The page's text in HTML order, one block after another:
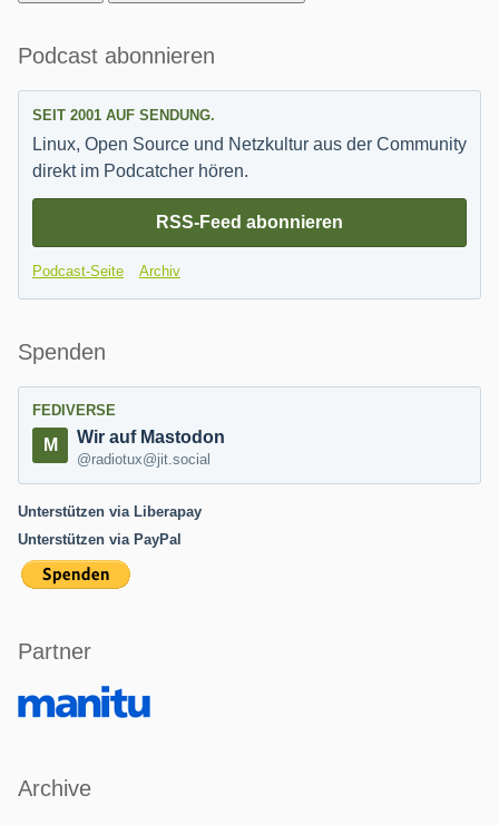
Seitenleiste
Podcast abonnieren
SEIT 2001 AUF SENDUNG.
Linux, Open Source und Netzkultur aus der Community
direkt im Podcatcher hören.
RSS-Feed abonnieren
Podcast-Seite Archiv
Spenden
FEDIVERSE
Wir auf Mastodon
@radiotux@jit.social
Unterstützen via Liberapay
Unterstützen via PayPal
Partner
Archive